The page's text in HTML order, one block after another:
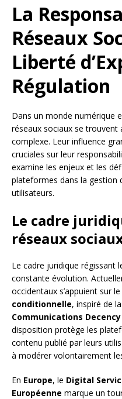
La
Réseaux
Liberté
Régulation
Dans un monde numérique
réseaux sociaux se trouvent
complexe. Leur influence
cruciales sur leur
examine les enjeux et les
plateformes dans la gestion
utilisateurs.
Le cadre
réseaux
Le cadre juridique régissant
constante évolution.
occidentaux s’appuient sur le
conditionnelle, inspiré de la
Communications
disposition protège les
contenu publié par leurs
à modérer volontairement
En Europe, le Digital
Européenne marque un